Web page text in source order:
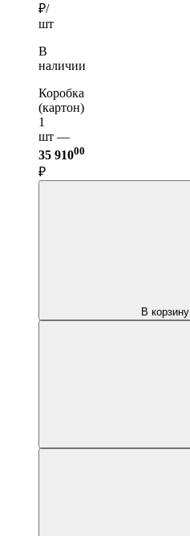
₽/
шт
В
наличии
Коробка
(картон)
1
шт —
35 91000
₽
В корзину